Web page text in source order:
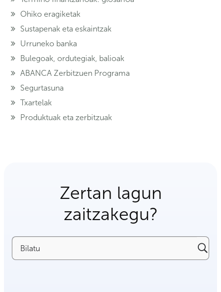
Ohiko eragiketak
Sustapenak eta eskaintzak
Urruneko banka
Bulegoak, ordutegiak, balioak
ABANCA Zerbitzuen Programa
Segurtasuna
Txartelak
Produktuak eta zerbitzuak
Zertan lagun
zaitzakegu?
Bilatu